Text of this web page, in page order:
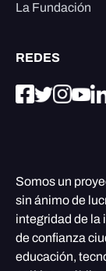
La Fundación
REDES
Somos un
sin ánimo de
integridad de la
de confianza
educación,